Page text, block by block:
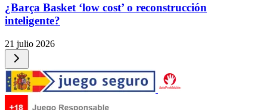
¿Barça Basket ‘low cost’ o reconstrucción
inteligente?
21 julio 2026